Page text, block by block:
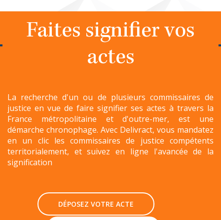
Faites signifier vos
actes
La recherche d'un ou de plusieurs commissaires de
justice en vue de faire signifier ses actes à travers la
France métropolitaine et d'outre-mer, est une
démarche chronophage. Avec Delivract, vous mandatez
en un clic les commissaires de justice compétents
territorialement, et suivez en ligne l'avancée de la
signification
DÉPOSEZ VOTRE ACTE